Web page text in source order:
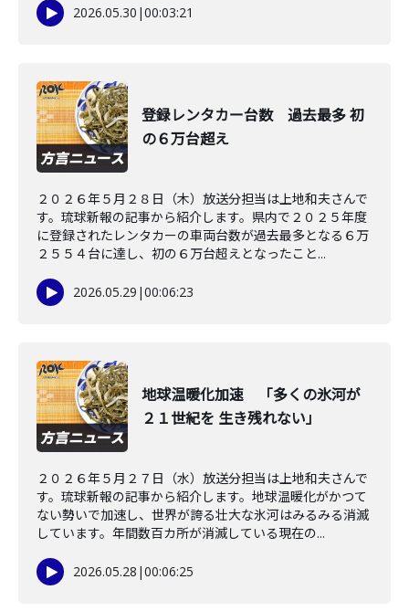
2026.05.30 |00:03:21
登録レンタカー台数 過去最多 初
の６万台超え
２０２６年５月２８日（木）放送分担当は上地和夫さんで
す。琉球新報の記事から紹介します。県内で２０２５年度
に登録されたレンタカーの車両台数が過去最多となる６万
２５５４台に達し、初の６万台超えとなったこと...
2026.05.29 |00:06:23
地球温暖化加速 「多くの氷河が
２１世紀を 生き残れない」
２０２６年５月２７日（水）放送分担当は上地和夫さんで
す。琉球新報の記事から紹介します。地球温暖化がかつて
ない勢いで加速し、世界が誇る壮大な氷河はみるみる消滅
しています。年間数百カ所が消滅している現在の...
2026.05.28 |00:06:25